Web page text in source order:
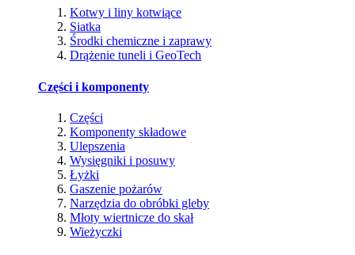
Kotwy i liny kotwiące
Siatka
Środki chemiczne i zaprawy
Drążenie tuneli i GeoTech
Części i komponenty
Części
Komponenty składowe
Ulepszenia
Wysięgniki i posuwy
Łyżki
Gaszenie pożarów
Narzędzia do obróbki gleby
Młoty wiertnicze do skał
Wieżyczki